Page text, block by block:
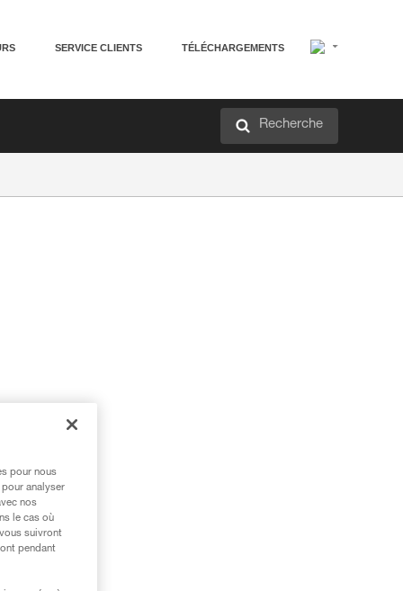
SERVICE CLIENTS TÉLÉCHARGEMENTS
Recherche
pour nous
analyser
nos
le cas où
suivront
pendant